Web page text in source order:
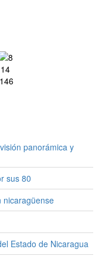
panorámica y
sus 80
nicaragüense
Estado de Nicaragua